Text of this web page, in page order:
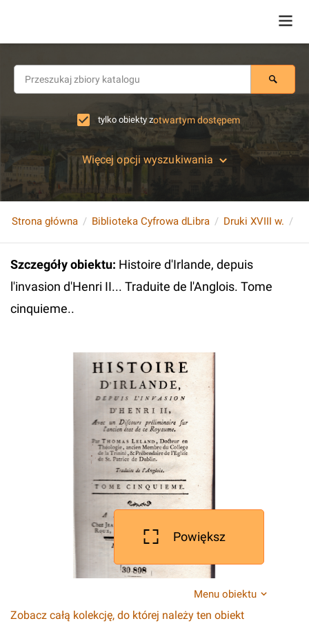
tylko obiekty zotwartym dostępem
Więcej opcji wyszukiwania
Strona główna Biblioteka Cyfrowa dLibra Druki XVIII w.
Szczegóły obiektu: Histoire d'Irlande, depuis
l'invasion d'Henri II... Traduite de l'Anglois. Tome
cinquieme..
Powiększ
Menu obiektu
Zobacz całą kolekcję, do której należy ten obiekt